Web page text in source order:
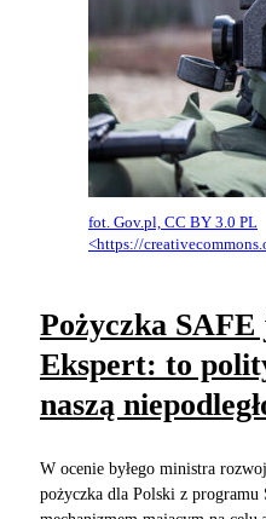
fot. Gov.pl, CC BY 3.0 PL
<https://
Pożyczka
Ekspert: to
naszą
W ocenie byłego ministra
pożyczka dla Polski z programu